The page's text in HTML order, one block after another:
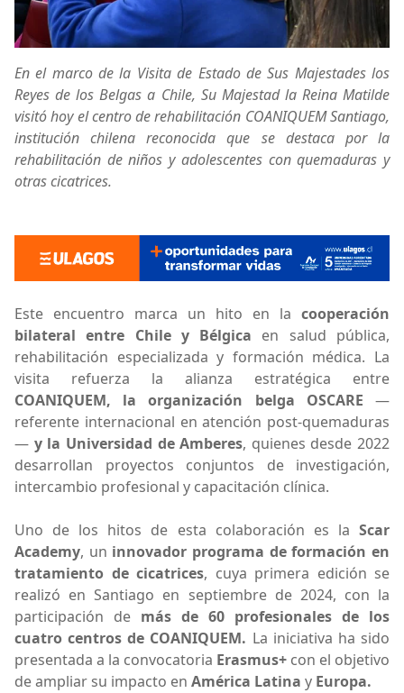
En el marco de la Visita de Estado de Sus Majestades los
Reyes de los Belgas a Chile, Su Majestad la Reina Matilde
visitó hoy el centro de rehabilitación COANIQUEM Santiago,
institución chilena reconocida que se destaca por la
rehabilitación de niños y adolescentes con quemaduras y
otras cicatrices.
Este encuentro marca un hito en la cooperación
bilateral entre Chile y Bélgica en salud pública,
rehabilitación especializada y formación médica. La
visita refuerza la alianza estratégica entre
COANIQUEM, la organización belga OSCARE —
referente internacional en atención post-quemaduras
— y la Universidad de Amberes, quienes desde 2022
desarrollan proyectos conjuntos de investigación,
intercambio profesional y capacitación clínica.
Uno de los hitos de esta colaboración es la Scar
Academy, un innovador programa de formación en
tratamiento de cicatrices, cuya primera edición se
realizó en Santiago en septiembre de 2024, con la
participación de más de 60 profesionales de los
cuatro centros de COANIQUEM. La iniciativa ha sido
presentada a la convocatoria Erasmus+ con el objetivo
de ampliar su impacto en América Latina y Europa.